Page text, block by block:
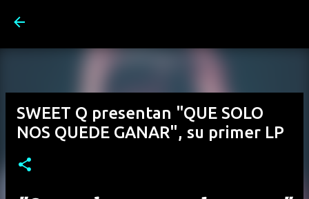
SWEET Q presentan "QUE SOLO
NOS QUEDE GANAR", su primer LP